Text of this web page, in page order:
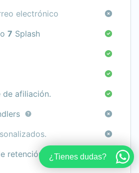
electrónico
7 Splash
de afiliación.
retención de¿Tienes dudas?